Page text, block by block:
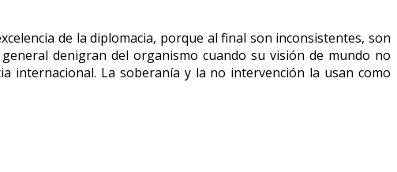
de la diplomacia, porque al final son inconsistentes, son
denigran del organismo cuando su visión de mundo no
internacional. La soberanía y la no intervención la usan como